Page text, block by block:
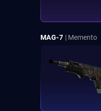
MAG-7 | Memento